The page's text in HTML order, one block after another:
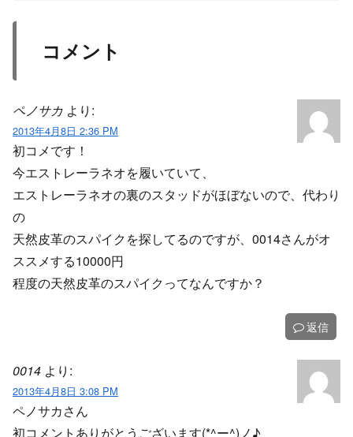
コメント
ペノサカ より:
2013年4月8日 2:36 PM
初コメです！
今エストレーラネオを履いていて、
エストレーラネオの裏のスタッドがほぼないので、代わり
の
天然皮革のスパイクを探してるのですが、0014さんがオ
ススメする10000円
程度の天然皮革のスパイクってなんですか？
返信
0014 より:
2013年4月8日 3:08 PM
ペノサカさん
初コメントありがとうございます(*^ー^)ノ♪